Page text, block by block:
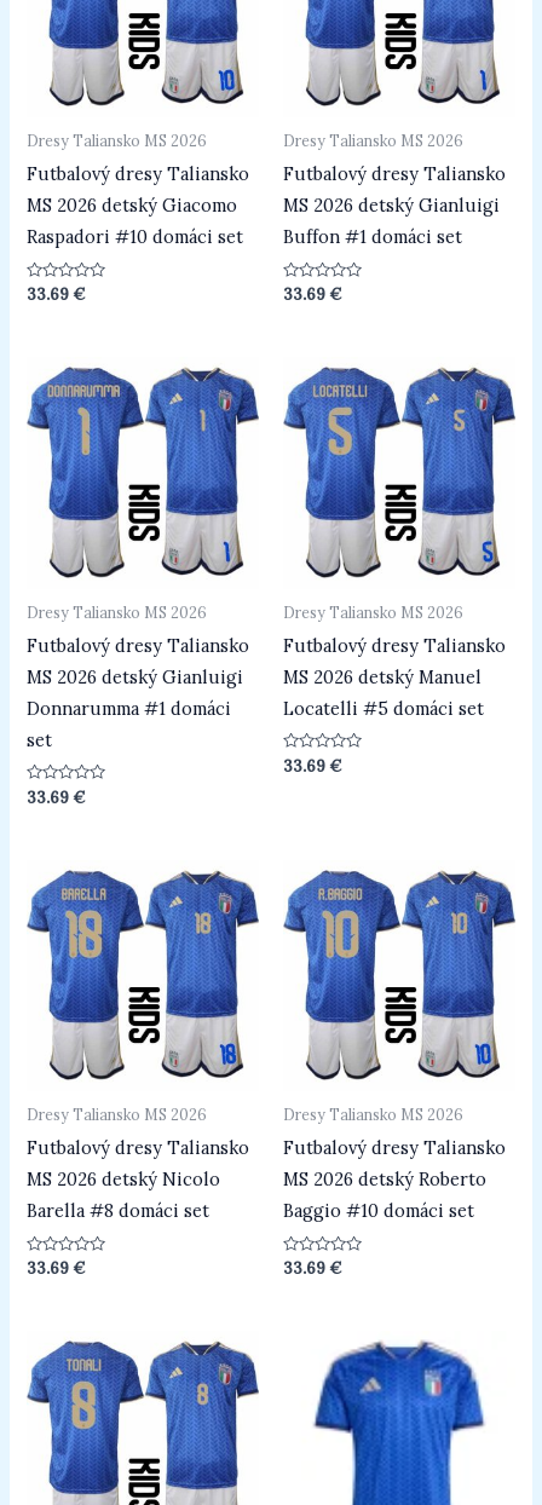
Dresy Taliansko MS 2026
Futbalový dresy Taliansko
MS 2026 detský Giacomo
Raspadori #10 domáci set
Hodnotenie
33.69€
Dresy Taliansko MS 2026
Futbalový dresy Taliansko
MS 2026 detský Gianluigi
Buffon #1 domáci set
Hodnotenie
33.69€
Dresy Taliansko MS 2026
Futbalový dresy Taliansko
MS 2026 detský Gianluigi
Donnarumma #1 domáci
set
Hodnotenie
0
33.69€
Dresy Taliansko MS 2026
Futbalový dresy Taliansko
MS 2026 detský Manuel
Locatelli #5 domáci set
Hodnotenie
0
33.69€
Dresy Taliansko MS 2026
Futbalový dresy Taliansko
MS 2026 detský Nicolo
Barella #8 domáci set
Hodnotenie
33.69€
Dresy Taliansko MS 2026
Futbalový dresy Taliansko
MS 2026 detský Roberto
Baggio #10 domáci set
Hodnotenie
33.69€